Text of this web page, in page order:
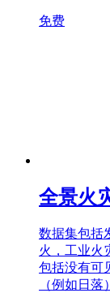
免费
全景火
数据集包括
火，工业火
包括没有可
（例如日